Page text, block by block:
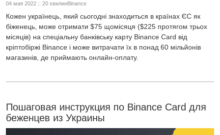
04 мая 2022 :: 20 хвилинBinance
Кожен українець, який сьогодні знаходиться в країнах ЄС як
біженець, може отримати $75 щомісяця ($225 протягом трьох
місяців) на спеціальну банківську карту Binance Card від
кріптобіржі Binance і може витрачати їх в понад 60 мільйонів
магазинів, де приймають онлайн-оплату.
Пошаговая инструкция по Binance Card для
беженцев из Украины